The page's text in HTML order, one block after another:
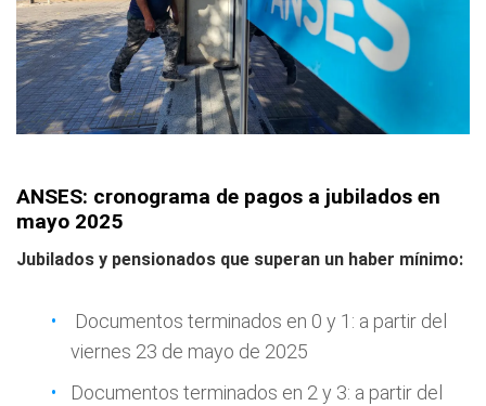
ANSES: cronograma de pagos a jubilados en
mayo 2025
Jubilados y pensionados que superan un haber mínimo:
Documentos terminados en 0 y 1: a partir del
viernes 23 de mayo de 2025
Documentos terminados en 2 y 3: a partir del